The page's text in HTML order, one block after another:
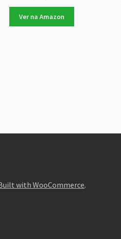
Ver na Amazon
with WooCommerce.